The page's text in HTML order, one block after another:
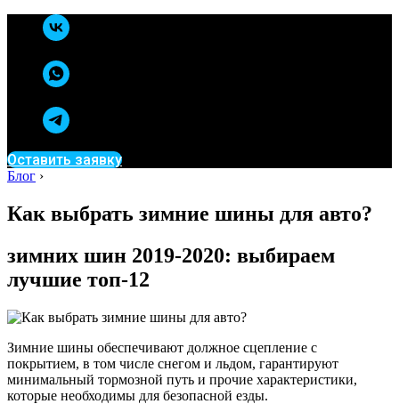
Оставить заявку
Блог ›
Как выбрать зимние шины для авто?
зимних шин 2019-2020: выбираем
лучшие топ-12
Зимние шины обеспечивают должное сцепление с
покрытием, в том числе снегом и льдом, гарантируют
минимальный тормозной путь и прочие характеристики,
которые необходимы для безопасной езды.